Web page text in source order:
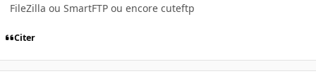
FileZilla ou SmartFTP ou encore cuteftp
Citer